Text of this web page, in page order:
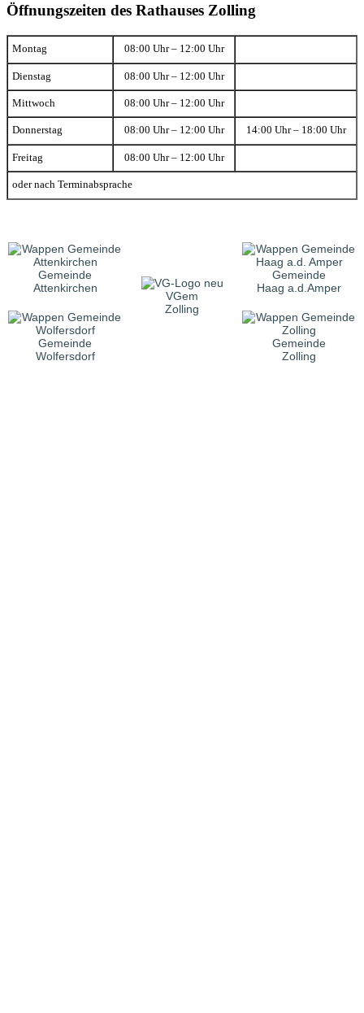
Öffnungszeiten des Rathauses Zolling
Montag 08:00 Uhr – 12:00 Uhr
Dienstag 08:00 Uhr – 12:00 Uhr
Mittwoch 08:00 Uhr – 12:00 Uhr
Donnerstag 08:00 Uhr – 12:00 Uhr 14:00 Uhr – 18:00 Uhr
Freitag 08:00 Uhr – 12:00 Uhr
oder nach Terminabsprache
Gemeinde
Attenkirchen
VGem
Zolling
Gemeinde
Haag a.d.Amper
Gemeinde
Wolfersdorf
Gemeinde
Zolling